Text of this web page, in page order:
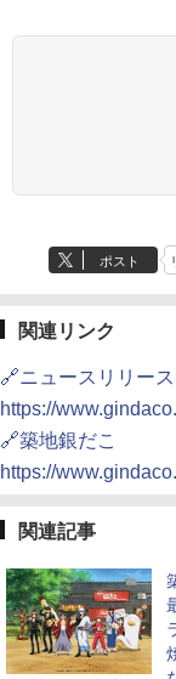
ポスト
関連リンク
🔗ニュースリリース
https://
🔗築地銀だこ
https://
関連記事